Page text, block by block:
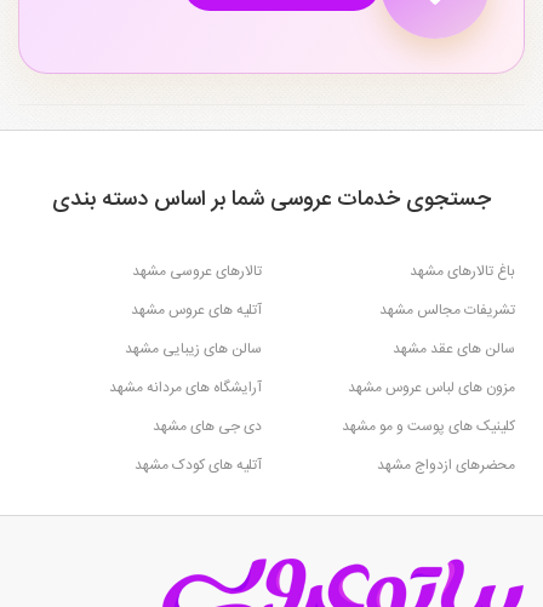
جستجوی خدمات عروسی شما بر اساس دسته بندی
باغ تالارهای مشهد
تالارهای عروسی مشهد
تشریفات مجالس مشهد
آتلیه های عروس مشهد
سالن های عقد مشهد
سالن های زیبایی مشهد
مزون های لباس عروس مشهد
آرایشگاه های مردانه مشهد
کلینیک های پوست و مو مشهد
دی جی های مشهد
محضرهای ازدواج مشهد
آتلیه های کودک مشهد